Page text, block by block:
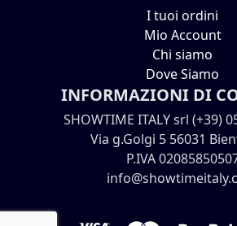
I tuoi ordini
Mio Account
Chi siamo
Dove Siamo
INFORMAZIONI DI
SHOWTIME ITALY srl (+39)
Via g.Golgi 5 56031
P.IVA